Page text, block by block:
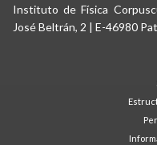
Instituto de Física
José Beltrán, 2 | E-46980